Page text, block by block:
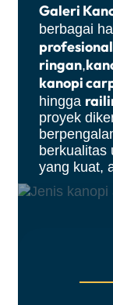
Galeri
berbagai
profesional
ringan,
kanopi
hingga
proyek
berkualitas
yang kuat,